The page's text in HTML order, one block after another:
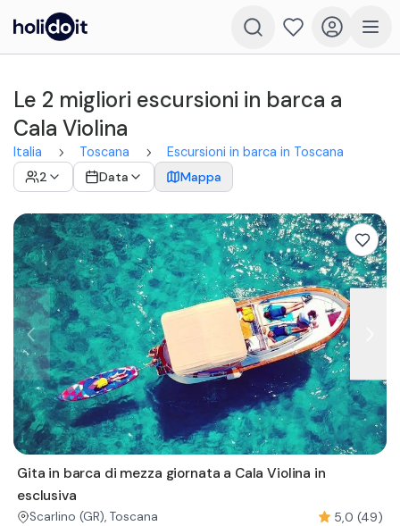
Le 2 migliori escursioni in barca a
Cala Violina
Italia Toscana
Escursioni in barca in Toscana
2
Data Mappa
Gita in barca di mezza giornata a Cala Violina in
esclusiva
Scarlino (GR), Toscana
5,0 (49)